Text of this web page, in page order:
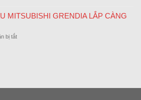
NĂM
KHÁNH
Báo
Lịch
Tết
MITSUBISHI GRENDIA LẮP CÀNG
bị tắtở
LẮP